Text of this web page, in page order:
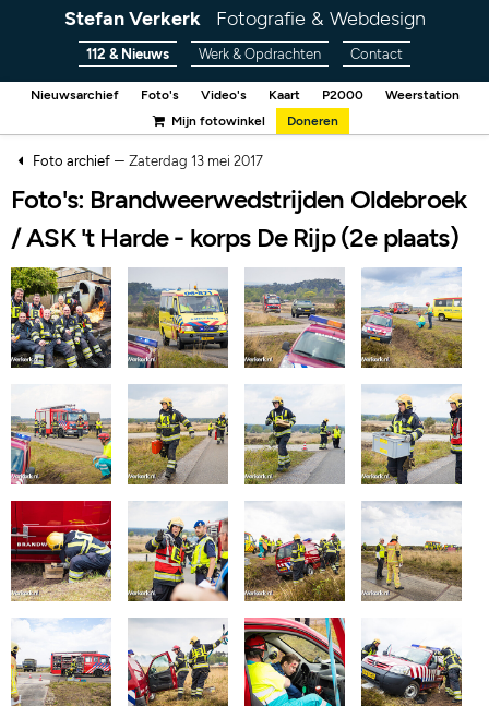
Stefan Verkerk Fotografie & Webdesign
112 & Nieuws Werk & Opdrachten Contact
Nieuwsarchief Foto's Video's Kaart P2000
Weerstation
Mijn fotowinkel
Doneren
Foto archief– Zaterdag 13 mei 2017
Foto's: Brandweerwedstrijden Oldebroek
/ ASK 't Harde - korps De Rijp (2e plaats)